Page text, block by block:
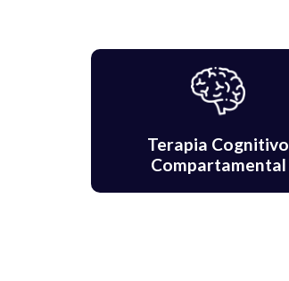
Terapia Cognitivo
Compartamental